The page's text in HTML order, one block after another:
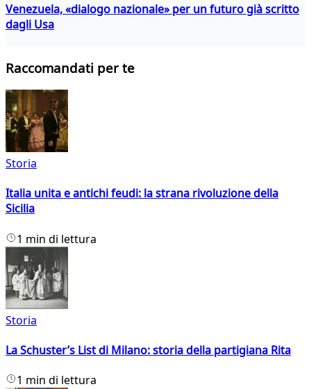
Venezuela, «dialogo nazionale» per un futuro già scritto
dagli Usa
Raccomandati per te
Storia
Italia unita e antichi feudi: la strana rivoluzione della
Sicilia
1 min di lettura
Storia
La Schuster’s List di Milano: storia della partigiana Rita
1 min di lettura